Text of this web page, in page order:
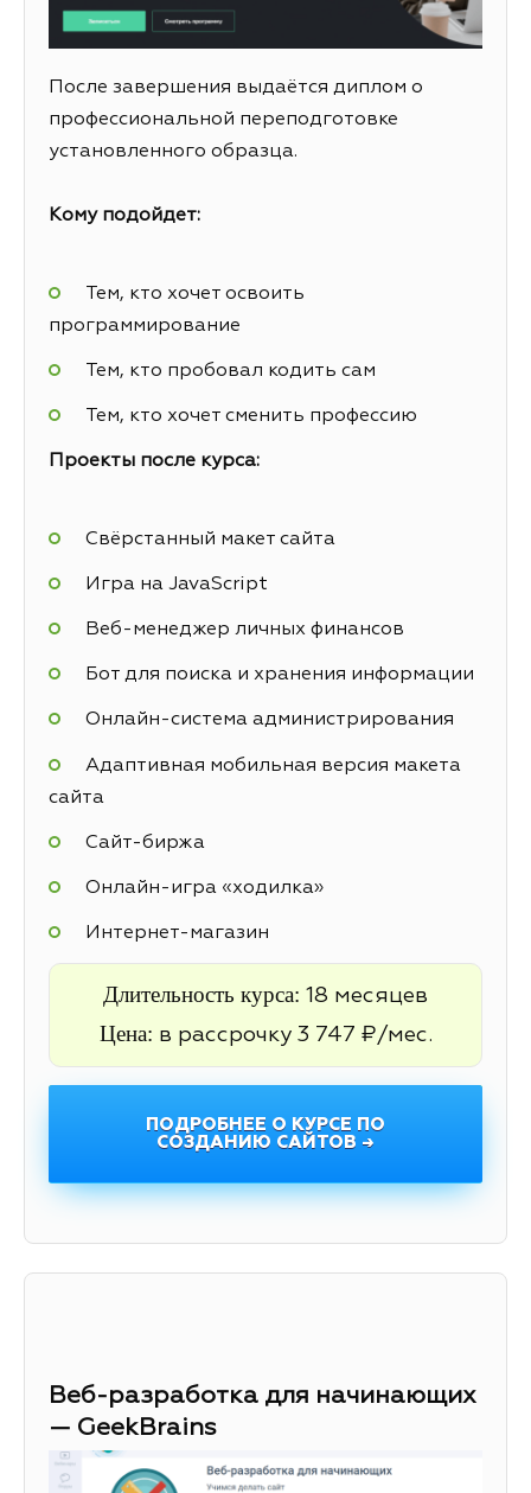
После завершения выдаётся диплом о
профессиональной переподготовке
установленного образца.
Кому подойдет:
Тем, кто хочет освоить
программирование
Тем, кто пробовал кодить сам
Тем, кто хочет сменить профессию
Проекты после курса:
Свёрстанный макет сайта
Игра на JavaScript
Веб-менеджер личных финансов
Бот для поиска и хранения информации
Онлайн-система администрирования
Адаптивная мобильная версия макета
сайта
Cайт-биржа
Онлайн-игра «ходилка»
Интернет-магазин
Длительность курса: 18 месяцев
Цена: в рассрочку 3 747 ₽/мес.
ПОДРОБНЕЕ О КУРСЕ ПО
СОЗДАНИЮ САЙТОВ →
Веб-разработка для начинающих
— GeekBrains